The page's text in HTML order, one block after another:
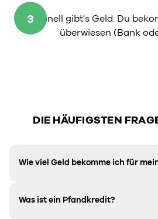
3
So schnell gibt's Geld: Du
überwiesen (Bank
DIE HÄUFIGSTEN
Wie viel Geld bekomme ich für
Was ist ein Pfandkredit?